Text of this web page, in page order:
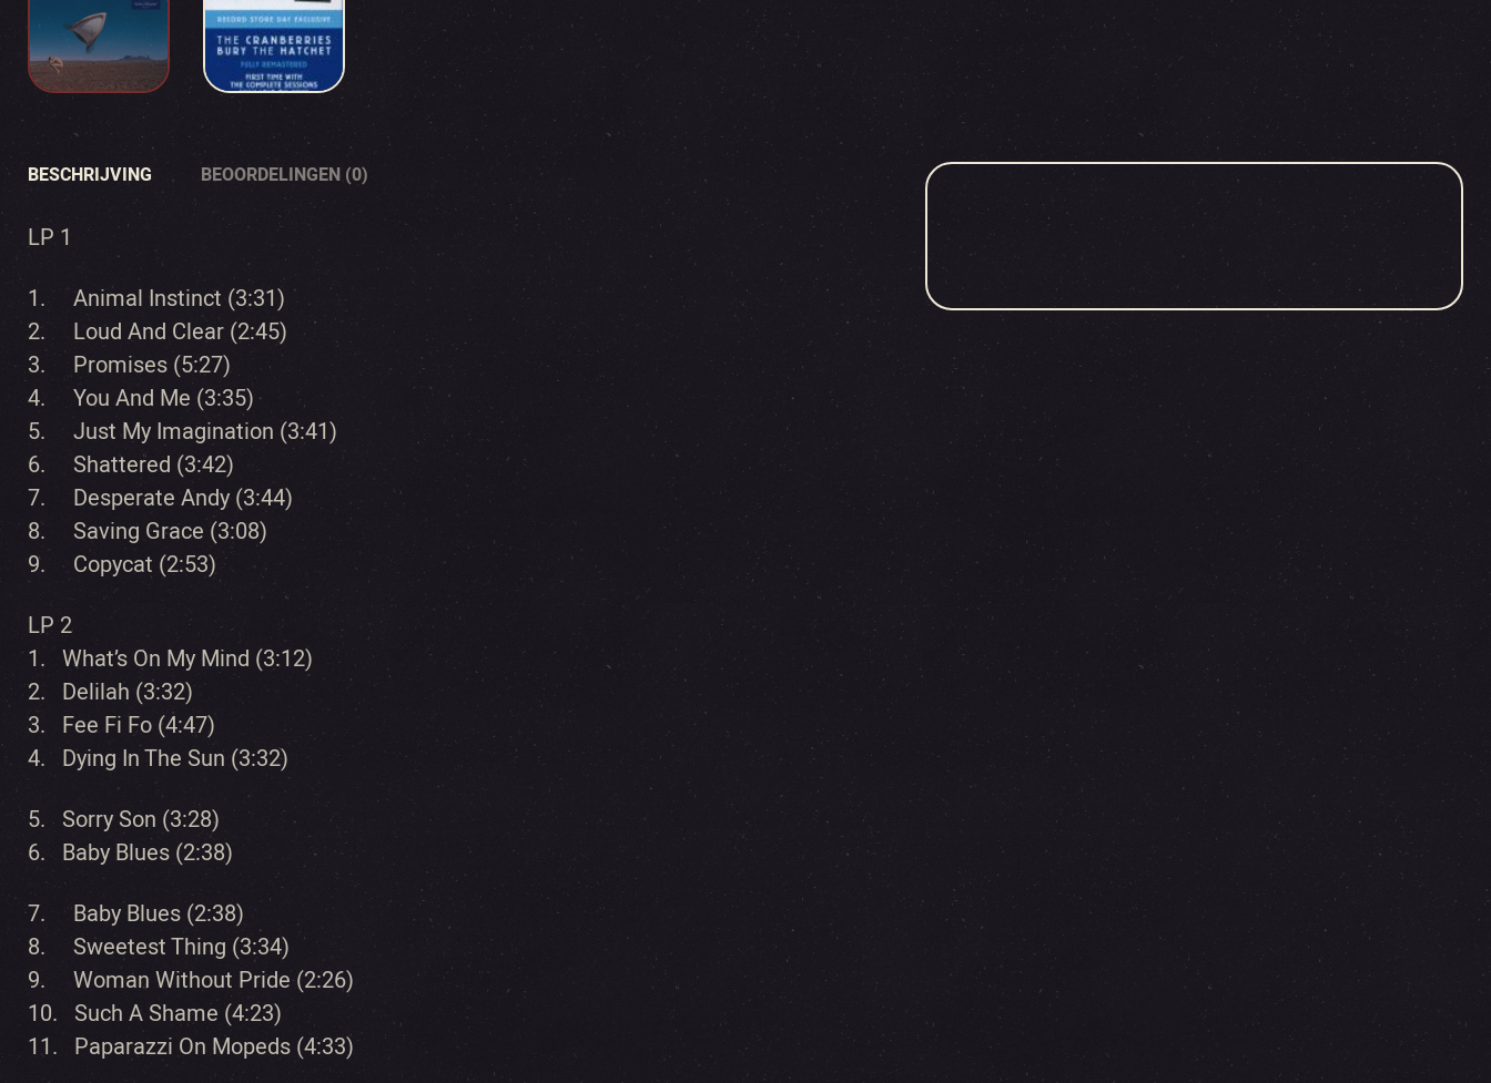
BESCHRIJVING BEOORDELINGEN (0)
LP 1
1. Animal Instinct (3:31)
2. Loud And Clear (2:45)
3. Promises (5:27)
4. You And Me (3:35)
5. Just My Imagination (3:41)
6. Shattered (3:42)
7. Desperate Andy (3:44)
8. Saving Grace (3:08)
9. Copycat (2:53)
LP 2
1. What’s On My Mind (3:12)
2. Delilah (3:32)
3. Fee Fi Fo (4:47)
4. Dying In The Sun (3:32)
5. Sorry Son (3:28)
6. Baby Blues (2:38)
7. Baby Blues (2:38)
8. Sweetest Thing (3:34)
9. Woman Without Pride (2:26)
10. Such A Shame (4:23)
11. Paparazzi On Mopeds (4:33)